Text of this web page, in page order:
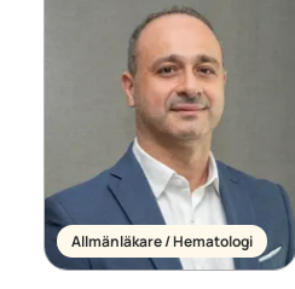
Allmänläkare / Hematologi